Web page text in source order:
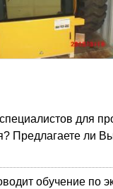
для
Предлагаете ли
обучение по